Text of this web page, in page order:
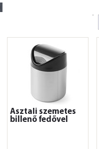
Asztali szemetes
billenő fedővel